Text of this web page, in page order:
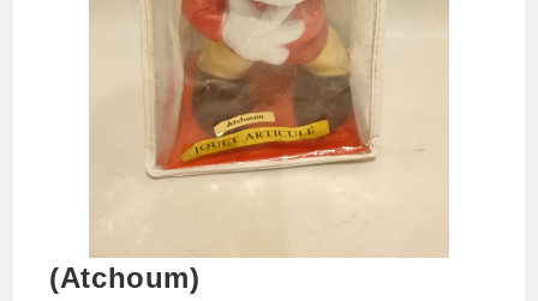
(Atchoum)